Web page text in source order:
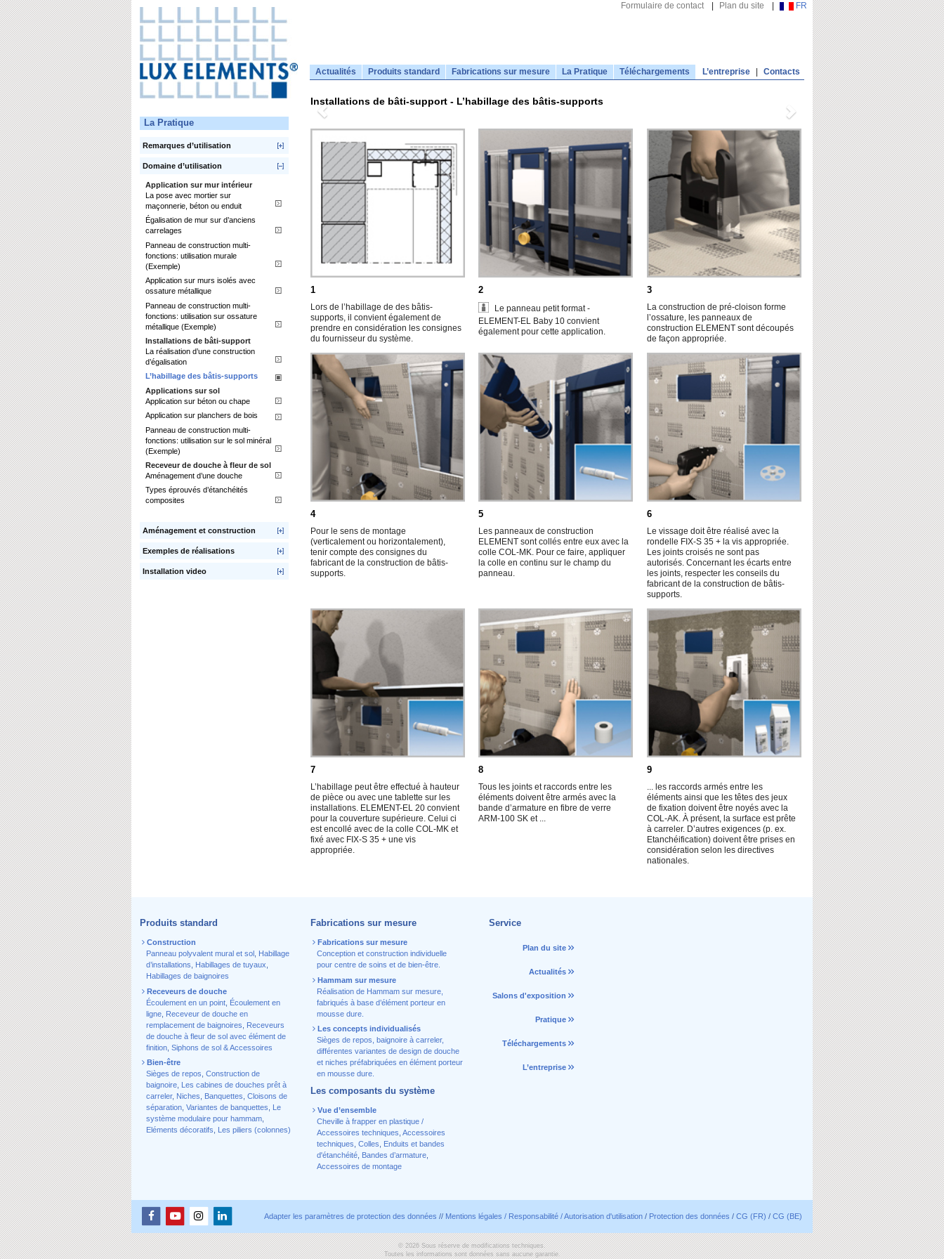
Formulaire de contact Plan du site FR
Actualités Produits standard Fabrications sur mesure La Pratique Téléchargements L’entreprise Contacts
La Pratique
Remarques d’utilisation
Domaine d’utilisation
Application sur mur intérieur
La pose avec mortier sur
maçonnerie, béton ou enduit
Égalisation de mur sur d’anciens
carrelages
Panneau de construction multi-
fonctions: utilisation murale
(Exemple)
Application sur murs isolés avec
ossature métallique
Panneau de construction multi-
fonctions: utilisation sur ossature
métallique (Exemple)
Installations de bâti-support
La réalisation d’une construction
d’égalisation
L’habillage des bâtis-supports
Applications sur sol
Application sur béton ou chape
Application sur planchers de bois
Panneau de construction multi-
fonctions: utilisation sur le sol minéral
(Exemple)
Receveur de douche à fleur de sol
Aménagement d’une douche
Types éprouvés d’étanchéités
composites
Aménagement et construction
Exemples de réalisations
Installation video
Installations de bâti-support - L’habillage des bâtis-supports
1
Lors de l’habillage de des bâtis-
supports, il convient également de
prendre en considération les consignes
du fournisseur du système.
2
Le panneau petit format -
ELEMENT-EL Baby 10 convient
également pour cette application.
3
La construction de pré-cloison forme
l’ossature, les panneaux de
construction ELEMENT sont découpés
de façon appropriée.
4
Pour le sens de montage
(verticalement ou horizontalement),
tenir compte des consignes du
fabricant de la construction de bâtis-
supports.
5
Les panneaux de construction
ELEMENT sont collés entre eux avec la
colle COL-MK. Pour ce faire, appliquer
la colle en continu sur le champ du
panneau.
6
Le vissage doit être réalisé avec la
rondelle FIX-S 35 + la vis appropriée.
Les joints croisés ne sont pas
autorisés. Concernant les écarts entre
les joints, respecter les conseils du
fabricant de la construction de bâtis-
supports.
7
L’habillage peut être effectué à hauteur
de pièce ou avec une tablette sur les
installations. ELEMENT-EL 20 convient
pour la couverture supérieure. Celui ci
est encollé avec de la colle COL-MK et
fixé avec FIX-S 35 + une vis
appropriée.
8
Tous les joints et raccords entre les
éléments doivent être armés avec la
bande d’armature en fibre de verre
ARM-100 SK et ...
9
... les raccords armés entre les
éléments ainsi que les têtes des jeux
de fixation doivent être noyés avec la
COL-AK. À présent, la surface est prête
à carreler. D’autres exigences (p. ex.
Etanchéification) doivent être prises en
considération selon les directives
nationales.
Produits standard
Construction
Panneau polyvalent mural et sol Habillage
d’installations
Habillages de tuyaux
Habillages de baignoires
Receveurs de douche
Écoulement en un point Écoulement en
ligne Receveur de douche en
remplacement de baignoires
Receveurs
de douche à fleur de sol avec élément de
finition Siphons de sol & Accessoires
Bien-être
Sièges de repos Construction de
baignoire
Les cabines de douches prêt à
carreler, Niches Banquettes Cloisons de
séparation Variantes de banquettes
Le
système modulaire pour hammam
Eléments décoratifs
Les piliers (colonnes)
Fabrications sur mesure
Fabrications sur mesure
Conception et construction individuelle
pour centre de soins et de bien-être.
Hammam sur mesure
Réalisation de Hammam sur mesure,
fabriqués à base d’élément porteur en
mousse dure.
Les concepts individualisés
Sièges de repos, baignoire à carreler,
différentes variantes de design de douche
et niches préfabriquées en élément porteur
en mousse dure.
Les composants du système
Vue d’ensemble
Cheville à frapper en plastique /
Accessoires techniques Accessoires
techniques Colles
Enduits et bandes
d'étanchéité, Bandes d’armature,
Accessoires de montage
Service
Plan du site
Actualités
Salons d'exposition
Pratique
Téléchargements
L’entreprise
Adapter les paramètres de protection des données // Mentions légales / Responsabilité / Autorisation d'utilisation / Protection des données / CG (FR) / CG (BE)
© 2026 Sous réserve de modifications techniques.
Toutes les informations sont données sans aucune garantie.